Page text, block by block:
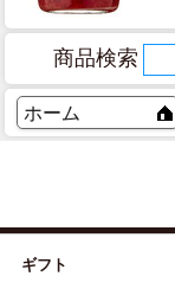
商品検索
ホーム
ギフト